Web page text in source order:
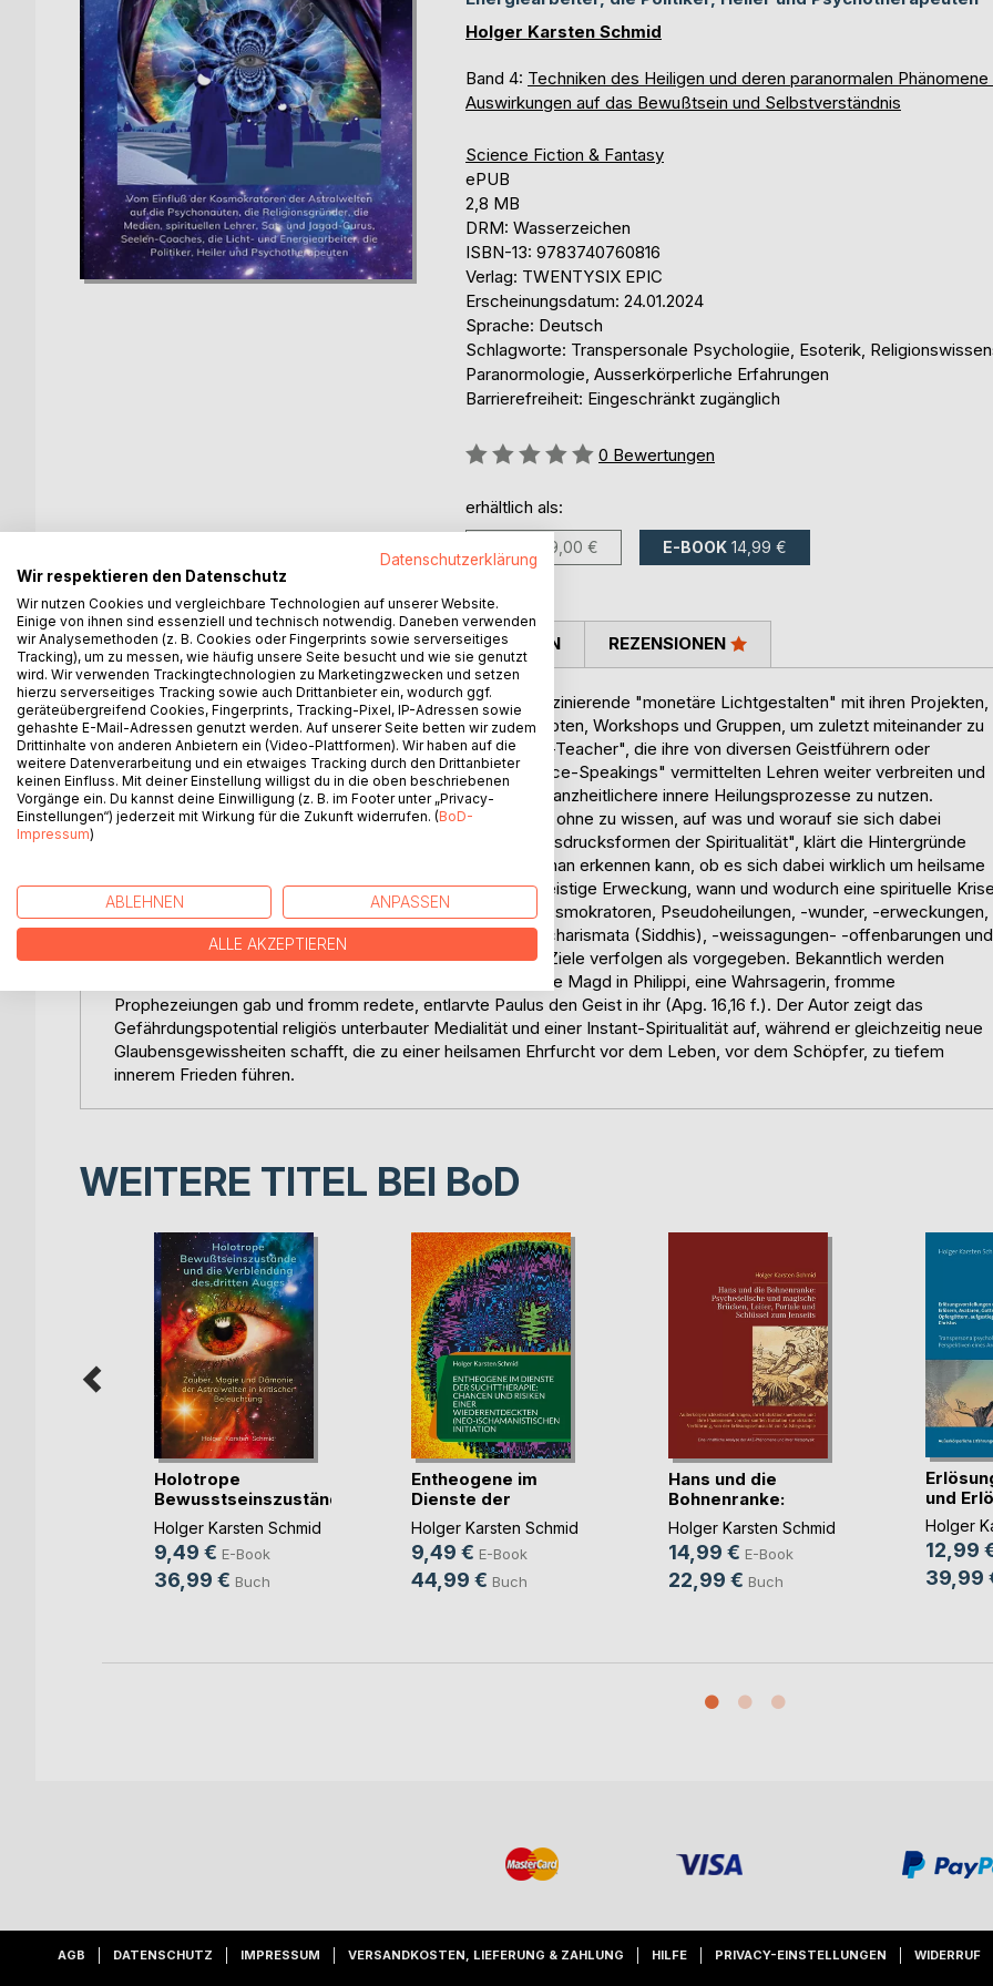
Holger Karsten Schmid
Band 4: Techniken des Heiligen und deren paranormalen Phänomene
Auswirkungen auf das Bewußtsein und Selbstverständnis
Science Fiction & Fantasy
ePUB
2,8 MB
DRM: Wasserzeichen
ISBN-13: 9783740760816
Verlag: TWENTYSIX EPIC
Erscheinungsdatum: 24.01.2024
Sprache: Deutsch
Schlagworte: Transpersonale Psychologiie, Esoterik,
Paranormologie, Ausserkörperliche Erfahrungen
Barrierefreiheit: Eingeschränkt zugänglich
Bewertung::
0 Bewertungen
erhältlich als:
39,00 € E-BOOK 14,99 €
BESCHREIBUNG
Immer wieder "neue Heilsanbieter" profilieren sich als faszinierende "monetäre Lichtgestalten" mit ihren Projekten,
Mysterienschulen, Instituten, medialen Ausbildungsangeboten, Workshops und Gruppen, um zuletzt miteinander zu
konkurrieren, Im Coaching-Sektor tummeln sich "Spiritual-Teacher", die ihre von diversen Geistführern oder
inkarnationsfreudigen Aliens als "Empfangskanal" in "Trance-Speakings" vermittelten Lehren weiter verbreiten und
dafür werben, deren Energien für angeblich tiefere oder ganzheitlichere innere Heilungsprozesse zu nutzen.
Zunehmend mehr Menschen verüben spirituelle Praktiken ohne zu wissen, auf was und worauf sie sich dabei
wirklich einlassen. Der Autor beschreibt verschiedene "Ausdrucksformen der Spiritualität", klärt die Hintergründe
und Zielsetzungen dieser auf und macht deutlich, woran man erkennen kann, ob es sich dabei wirklich um heilsame
oder um unheilvolle spirituelle Wege handelt, wann eine geistige Erweckung, wann und wodurch eine spirituelle
entsteht. Er belegt, wie die Herrscher des Kosmos, die Kosmokratoren, Pseudoheilungen, -wunder, -erweckungen,
-visionen, -reinkarnationserinnerungen, -erleuchtungen, -charismata (Siddhis), -weissagungen- -offenbarungen und
-heilslehren bewirken, vermitteln, und dabei ganz andere Ziele verfolgen als vorgegeben. Bekanntlich werden
Interessenten mit Halbwahrheiten geködert. Selbst als eine Magd in Philippi, eine Wahrsagerin, fromme
Prophezeiungen gab und fromm redete, entlarvte Paulus den Geist in ihr (Apg. 16,16 f.). Der Autor zeigt das
Gefährdungspotential religiös unterbauter Medialität und einer Instant-Spiritualität auf, während er gleichzeitig neue
Glaubensgewissheiten schafft, die zu einer heilsamen Ehrfurcht vor dem Leben, vor dem Schöpfer, zu tiefem
innerem Frieden führen.
AUTOR/IN PRESSESTIMMEN REZENSIONEN
WEITERE TITEL BEI BoD
Holotrope
Bewusstseinszustände
und(...)
Holger Karsten Schmid
9,49 € E-Book
36,99 € Buch
Entheogene im
Dienste der
Suchtthe(...)
Holger Karsten Schmid
9,49 € E-Book
44,99 € Buch
Hans und die
Bohnenranke:
Psyched(...)
Holger Karsten Schmid
14,99 € E-Book
22,99 € Buch
und
Holger
12,99
39,99
AGB DATENSCHUTZ IMPRESSUM VERSANDKOSTEN, LIEFERUNG & ZAHLUNG HILFE PRIVACY-EINSTELLUNGEN WIDERRUF
Datenschutzerklärung
Wir respektieren den Datenschutz
Wir nutzen Cookies und vergleichbare Technologien auf unserer Website.
Einige von ihnen sind essenziell und technisch notwendig. Daneben verwenden
wir Analysemethoden (z. B. Cookies oder Fingerprints sowie serverseitiges
Tracking), um zu messen, wie häufig unsere Seite besucht und wie sie genutzt
wird. Wir verwenden Trackingtechnologien zu Marketingzwecken und setzen
hierzu serverseitiges Tracking sowie auch Drittanbieter ein, wodurch ggf.
geräteübergreifend Cookies, Fingerprints, Tracking-Pixel, IP-Adressen sowie
gehashte E-Mail-Adressen genutzt werden. Auf unserer Seite betten wir zudem
Drittinhalte von anderen Anbietern ein (Video-Plattformen). Wir haben auf die
weitere Datenverarbeitung und ein etwaiges Tracking durch den Drittanbieter
keinen Einfluss. Mit deiner Einstellung willigst du in die oben beschriebenen
Vorgänge ein. Du kannst deine Einwilligung (z. B. im Footer unter „Privacy-
Einstellungen“) jederzeit mit Wirkung für die Zukunft widerrufen. (BoD-
Impressum)
ABLEHNEN ANPASSEN
ALLE AKZEPTIEREN